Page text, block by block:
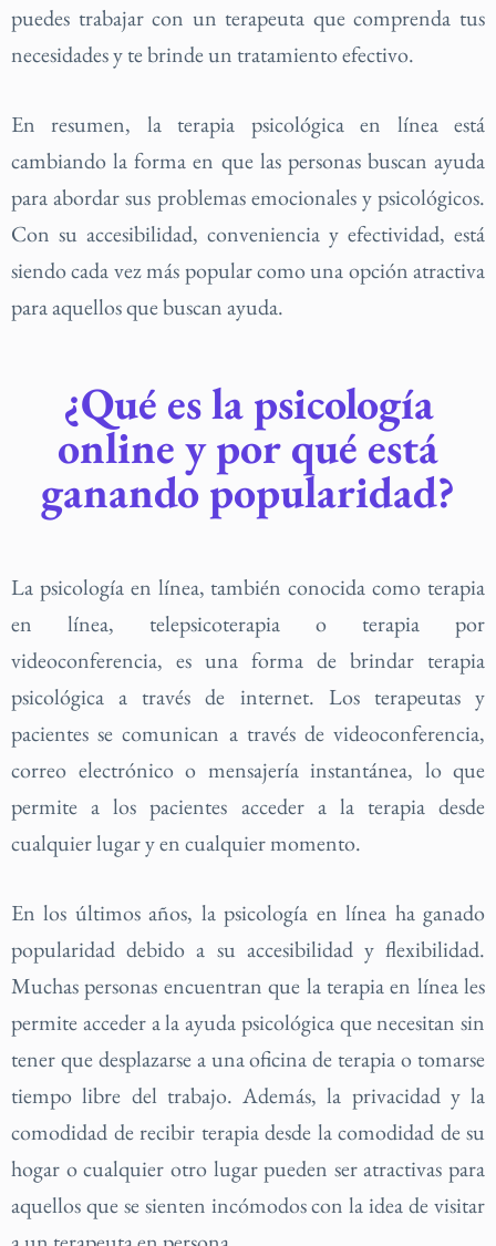
puedes trabajar con un terapeuta que comprenda tus
necesidades y te brinde un tratamiento efectivo.
En resumen, la terapia psicológica en línea está
cambiando la forma en que las personas buscan ayuda
para abordar sus problemas emocionales y psicológicos.
Con su accesibilidad, conveniencia y efectividad, está
siendo cada vez más popular como una opción atractiva
para aquellos que buscan ayuda.
¿Qué es la psicología
online y por qué está
ganando popularidad?
La psicología en línea, también conocida como terapia
en línea, telepsicoterapia o terapia por
videoconferencia, es una forma de brindar terapia
psicológica a través de internet. Los terapeutas y
pacientes se comunican a través de videoconferencia,
correo electrónico o mensajería instantánea, lo que
permite a los pacientes acceder a la terapia desde
cualquier lugar y en cualquier momento.
En los últimos años, la psicología en línea ha ganado
popularidad debido a su accesibilidad y flexibilidad.
Muchas personas encuentran que la terapia en línea les
permite acceder a la ayuda psicológica que necesitan sin
tener que desplazarse a una oficina de terapia o tomarse
tiempo libre del trabajo. Además, la privacidad y la
comodidad de recibir terapia desde la comodidad de su
hogar o cualquier otro lugar pueden ser atractivas para
aquellos que se sienten incómodos con la idea de visitar